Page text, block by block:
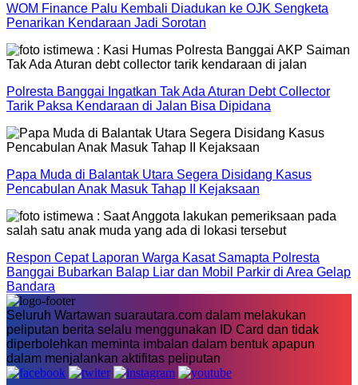
WOM Finance Palu Kembali Diadukan ke OJK Sengketa
Penarikan Kendaraan Jadi Sorotan
Polresta Banggai Ingatkan Tak Ada Aturan Debt Collector
Tarik Paksa Kendaraan di Jalan Bisa Dipidana
Papa Muda di Balantak Utara Segera Disidang Kasus
Pencabulan Anak Masuk Tahap II Kejaksaan
Respon Cepat Laporan Warga Kasat Samapta Polresta
Banggai Bubarkan Balap Liar dan Mobil Parkir di Area Gelap
Bandara
Seluruh Wartawan suarautara.com dalam melakukan
peliputan berita selalu menggunakan ID Card dan tidak
diperbolehkan meminta imbalan dalam bentuk apapun
dalam menjalankan aktifitas peliputan